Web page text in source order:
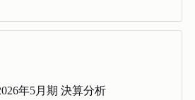
年5月期 決算分析